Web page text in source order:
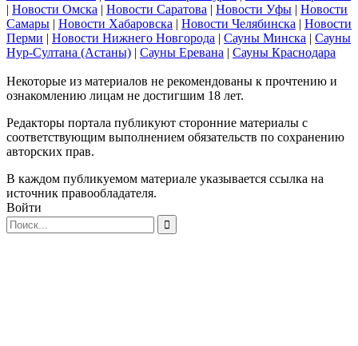
| Новости Омска | Новости Саратова | Новости Уфы | Новости
Самары | Новости Хабаровска | Новости Челябинска | Новости
Перми | Новости Нижнего Новгорода | Сауны Минска | Сауны
Нур-Султана (Астаны) | Сауны Еревана | Сауны Краснодара
Некоторые из материалов не рекомендованы к прочтению и
ознакомлению лицам не достигшим 18 лет.
Редакторы портала публикуют сторонние материалы с
соответствующим выполнением обязательств по сохранению
авторских прав.
В каждом публикуемом материале указывается ссылка на
источник правообладателя.
Войти